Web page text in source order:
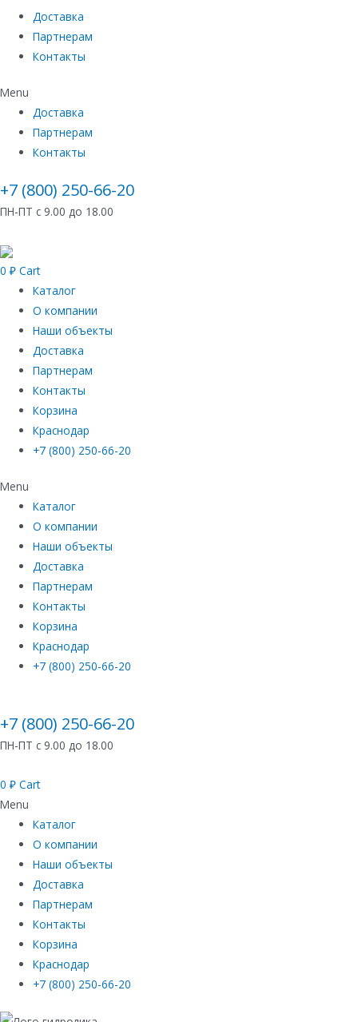
Доставка
Партнерам
Контакты
Menu
Доставка
Партнерам
Контакты
+7 (800) 250-66-20
ПН-ПТ с 9.00 до 18.00
0 ₽ Cart
Каталог
О компании
Наши объекты
Доставка
Партнерам
Контакты
Корзина
Краснодар
+7 (800) 250-66-20
Menu
Каталог
О компании
Наши объекты
Доставка
Партнерам
Контакты
Корзина
Краснодар
+7 (800) 250-66-20
+7 (800) 250-66-20
ПН-ПТ с 9.00 до 18.00
0 ₽ Cart
Menu
Каталог
О компании
Наши объекты
Доставка
Партнерам
Контакты
Корзина
Краснодар
+7 (800) 250-66-20